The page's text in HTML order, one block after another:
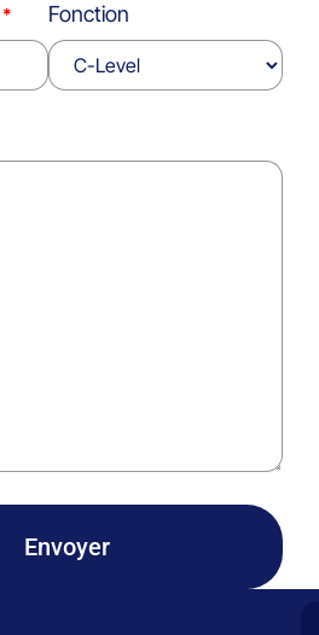
Fonction
Envoyer